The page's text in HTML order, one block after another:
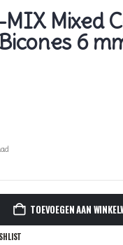
Mixed
6
TOEVOEGEN AAN